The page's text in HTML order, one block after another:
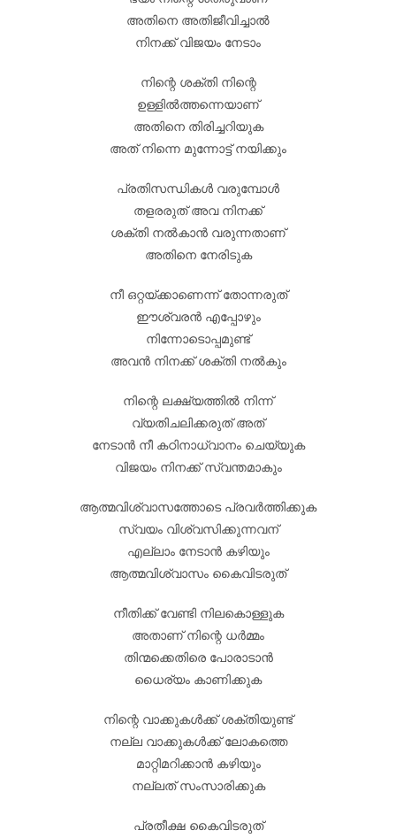
അതിനെ അതിജീവിച്ചാൽ
നിനക്ക് വിജയം നേടാം
നിന്റെ ശക്തി നിന്റെ
ഉള്ളിൽത്തന്നെയാണ്
അതിനെ തിരിച്ചറിയുക
അത് നിന്നെ മുന്നോട്ട് നയിക്കും
പ്രതിസന്ധികൾ വരുമ്പോൾ
തളരരുത് അവ നിനക്ക്
ശക്തി നൽകാൻ വരുന്നതാണ്
അതിനെ നേരിടുക
നീ ഒറ്റയ്ക്കാണെന്ന് തോന്നരുത്
ഈശ്വരൻ എപ്പോഴും
നിന്നോടൊപ്പമുണ്ട്
അവൻ നിനക്ക് ശക്തി നൽകും
നിന്റെ ലക്ഷ്യത്തിൽ നിന്ന്
വ്യതിചലിക്കരുത് അത്
നേടാൻ നീ കഠിനാധ്വാനം ചെയ്യുക
വിജയം നിനക്ക് സ്വന്തമാകും
ആത്മവിശ്വാസത്തോടെ പ്രവർത്തിക്കുക
സ്വയം വിശ്വസിക്കുന്നവന്
എല്ലാം നേടാൻ കഴിയും
ആത്മവിശ്വാസം കൈവിടരുത്
നീതിക്ക് വേണ്ടി നിലകൊള്ളുക
അതാണ് നിന്റെ ധർമ്മം
തിന്മക്കെതിരെ പോരാടാൻ
ധൈര്യം കാണിക്കുക
നിന്റെ വാക്കുകൾക്ക് ശക്തിയുണ്ട്
നല്ല വാക്കുകൾക്ക് ലോകത്തെ
മാറ്റിമറിക്കാൻ കഴിയും
നല്ലത് സംസാരിക്കുക
പ്രതീക്ഷ കൈവിടരുത്